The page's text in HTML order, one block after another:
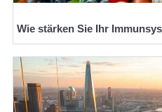
Wie stärken Sie Ihr